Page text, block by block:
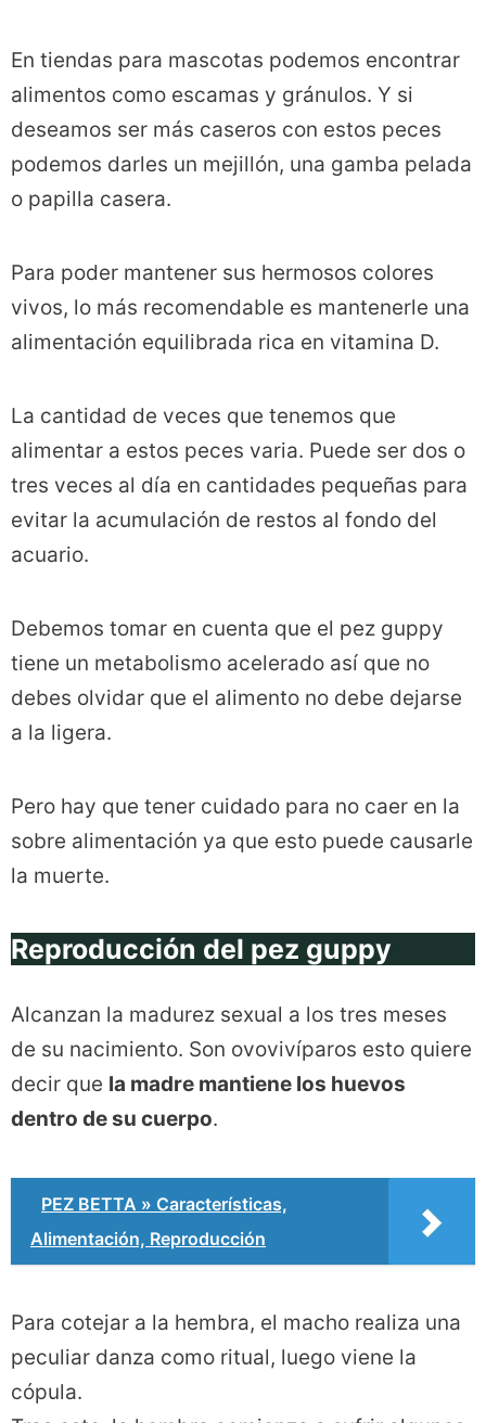
En tiendas para mascotas podemos encontrar
alimentos como escamas y gránulos. Y si
deseamos ser más caseros con estos peces
podemos darles un mejillón, una gamba pelada
o papilla casera.
Para poder mantener sus hermosos colores
vivos, lo más recomendable es mantenerle una
alimentación equilibrada rica en vitamina D.
La cantidad de veces que tenemos que
alimentar a estos peces varia. Puede ser dos o
tres veces al día en cantidades pequeñas para
evitar la acumulación de restos al fondo del
acuario.
Debemos tomar en cuenta que el pez guppy
tiene un metabolismo acelerado así que no
debes olvidar que el alimento no debe dejarse
a la ligera.
Pero hay que tener cuidado para no caer en la
sobre alimentación ya que esto puede causarle
la muerte.
Reproducción del pez guppy
Alcanzan la madurez sexual a los tres meses
de su nacimiento. Son ovovivíparos esto quiere
decir que la madre mantiene los huevos
dentro de su cuerpo.
PEZ BETTA » Características,
Alimentación, Reproducción
Para cotejar a la hembra, el macho realiza una
peculiar danza como ritual, luego viene la
cópula.